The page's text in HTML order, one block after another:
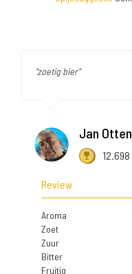
"zoetig bier"
Jan Otten
12.698
Review
Aroma
Zoet
Zuur
Bitter
Fruitig